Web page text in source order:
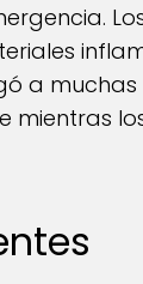
a
mientras